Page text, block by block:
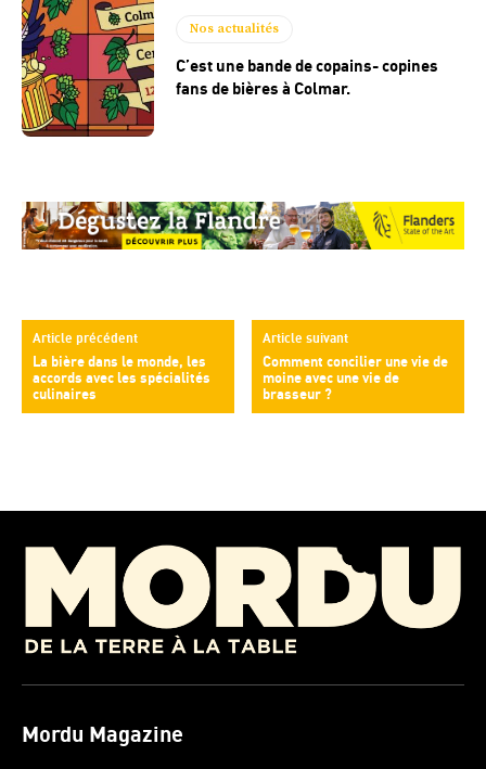
Nos actualités
C’est une bande de copains- copines
fans de bières à Colmar.
Article précédent
La bière dans le monde, les
accords avec les spécialités
culinaires
Article suivant
Comment concilier une vie de
moine avec une vie de
brasseur ?
Mordu Magazine